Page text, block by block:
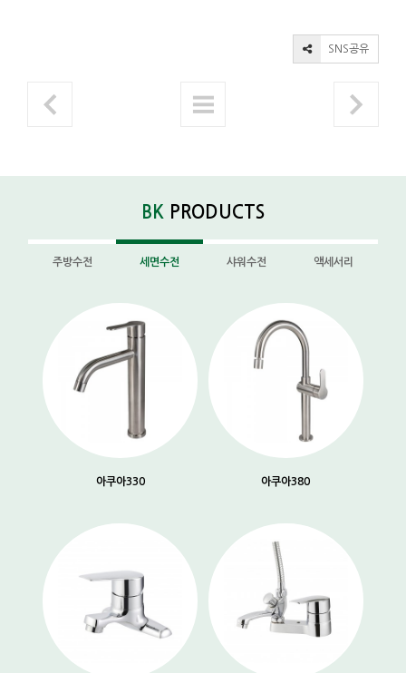
SNS공유
BK PRODUCTS
주방수전 세면수전 샤워수전 액세서리
아쿠아330 아쿠아380